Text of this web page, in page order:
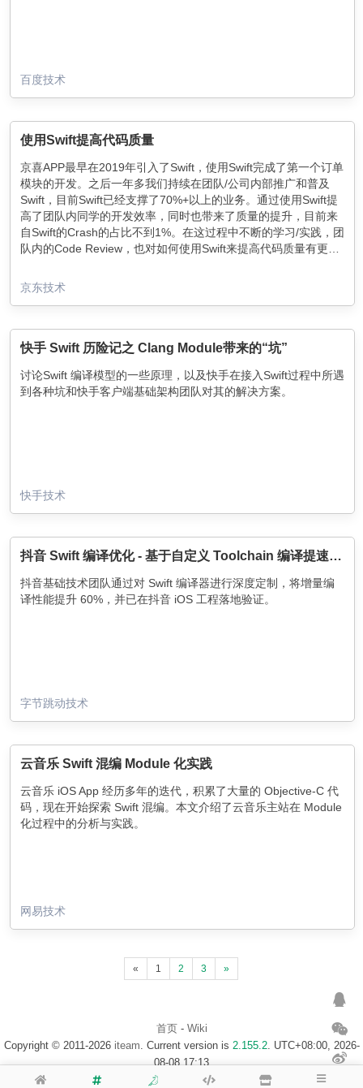
百度技术
使用Swift提高代码质量
京喜APP最早在2019年引入了Swift，使用Swift完成了第一个订单
模块的开发。之后一年多我们持续在团队/公司内部推广和普及
Swift，目前Swift已经支撑了70%+以上的业务。通过使用Swift提
高了团队内同学的开发效率，同时也带来了质量的提升，目前来
自Swift的Crash的占比不到1%。在这过程中不断的学习/实践，团
队内的Code Review，也对如何使用Swift来提高代码质量有更深
京东技术
快手 Swift 历险记之 Clang Module带来的“坑”
讨论Swift 编译模型的一些原理，以及快手在接入Swift过程中所遇
到各种坑和快手客户端基础架构团队对其的解决方案。
快手技术
抖音 Swift 编译优化 - 基于自定义 Toolchain 编译提速 60%
抖音基础技术团队通过对 Swift 编译器进行深度定制，将增量编
译性能提升 60%，并已在抖音 iOS 工程落地验证。
字节跳动技术
云音乐 Swift 混编 Module 化实践
云音乐 iOS App 经历多年的迭代，积累了大量的 Objective-C 代
码，现在开始探索 Swift 混编。本文介绍了云音乐主站在 Module
化过程中的分析与实践。
网易技术
« 1 2 3 »
首页- Wiki
Copyright © 2011-2026 iteam . Current version is 2.155.2. UTC+08:00, 2026-
08-08 17:13
浙ICP备14020137号-1 $访客地图$